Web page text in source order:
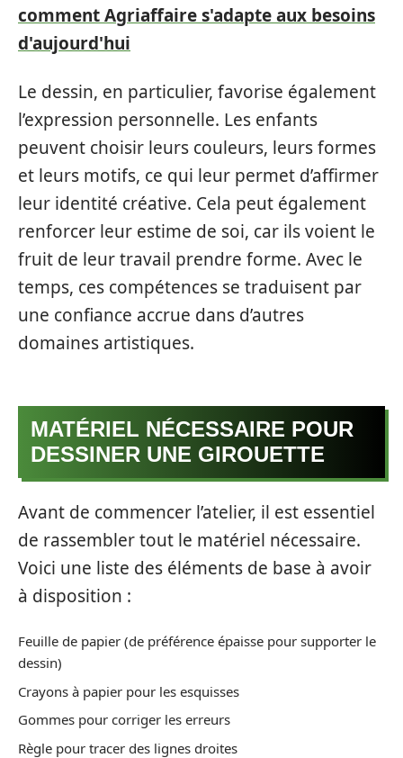
comment Agriaffaire s'adapte aux besoins
d'aujourd'hui
Le dessin, en particulier, favorise également
l’expression personnelle. Les enfants
peuvent choisir leurs couleurs, leurs formes
et leurs motifs, ce qui leur permet d’affirmer
leur identité créative. Cela peut également
renforcer leur estime de soi, car ils voient le
fruit de leur travail prendre forme. Avec le
temps, ces compétences se traduisent par
une confiance accrue dans d’autres
domaines artistiques.
MATÉRIEL NÉCESSAIRE POUR
DESSINER UNE GIROUETTE
Avant de commencer l’atelier, il est essentiel
de rassembler tout le matériel nécessaire.
Voici une liste des éléments de base à avoir
à disposition :
Feuille de papier (de préférence épaisse pour supporter le
dessin)
Crayons à papier pour les esquisses
Gommes pour corriger les erreurs
Règle pour tracer des lignes droites